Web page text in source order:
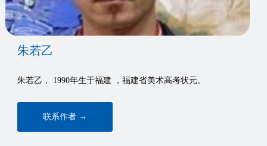
们
朱若乙
朱若乙， 1990年生于福建 ，福建省美术高考状元。
联系作者 →